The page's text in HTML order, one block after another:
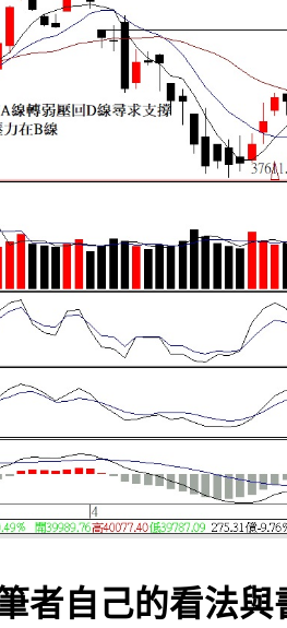
者自己的看法與